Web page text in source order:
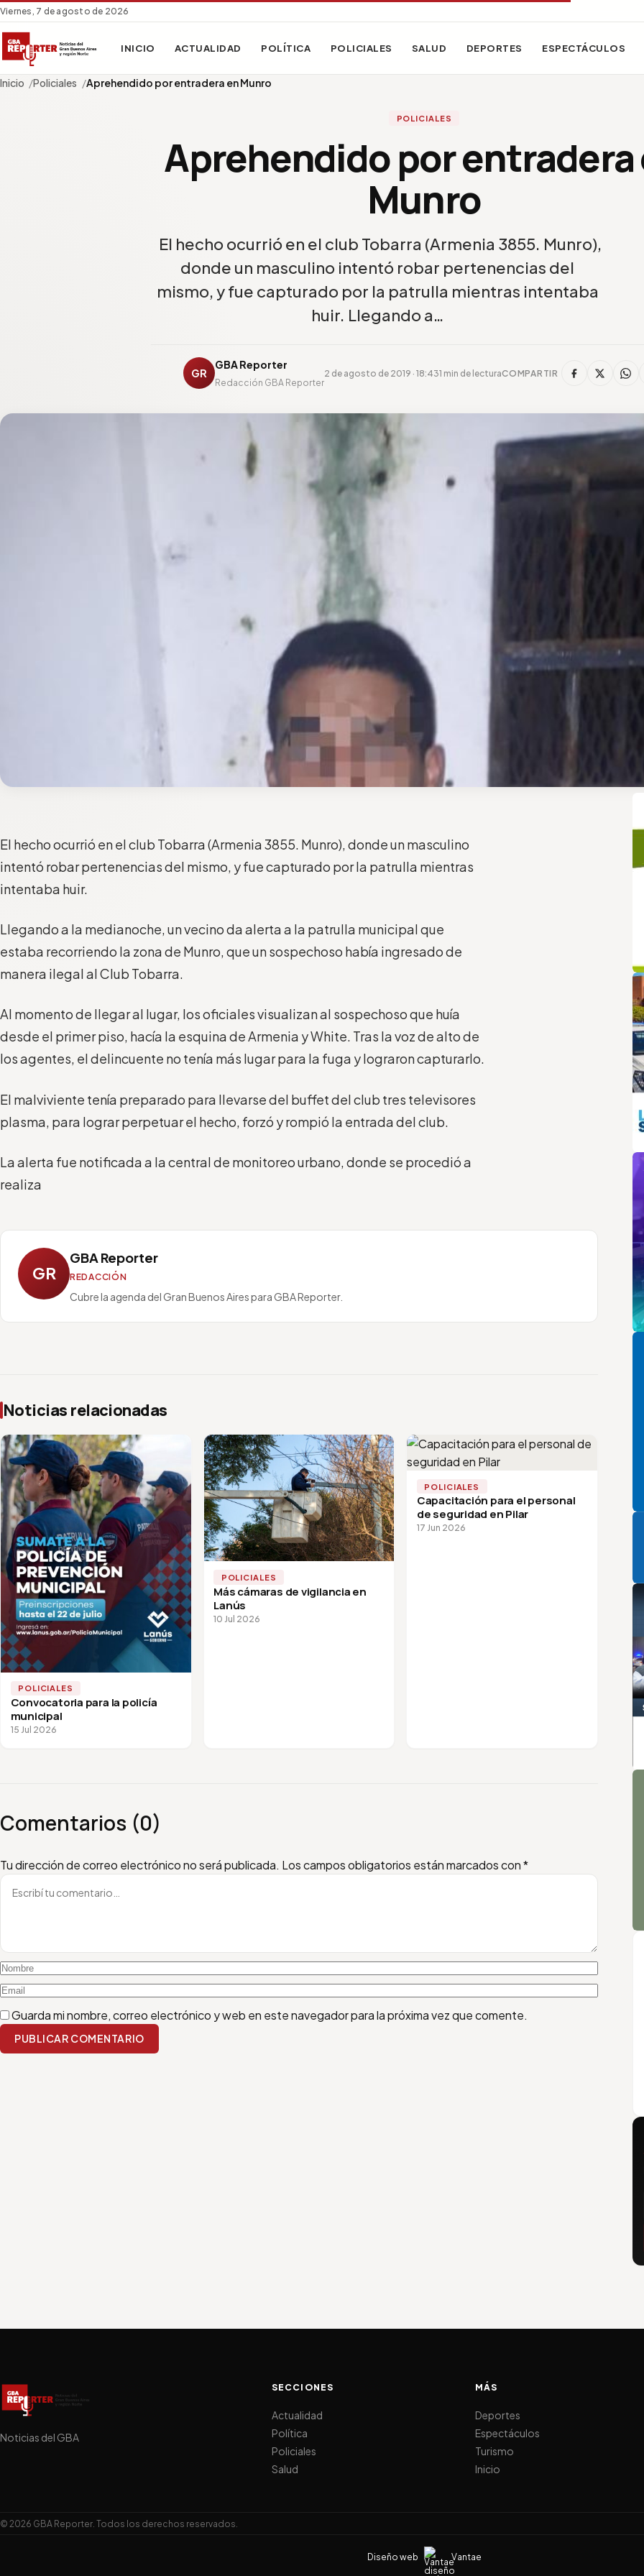
Viernes, 7 de agosto de 2026
INICIO ACTUALIDAD POLÍTICA POLICIALES SALUD DEPORTES ESPECTÁCULOS
Inicio Policiales Aprehendido por entradera en Munro
POLICIALES
Aprehendido por entradera
Munro
El hecho ocurrió en el club Tobarra (Armenia 3855. Munro),
donde un masculino intentó robar pertenencias del
mismo, y fue capturado por la patrulla mientras intentaba
huir. Llegando a…
GR
GBA Reporter
Redacción GBA Reporter
2 de agosto de 2019 · 18:431 min de lecturaCOMPARTIR
El hecho ocurrió en el club Tobarra (Armenia 3855. Munro), donde un masculino
intentó robar pertenencias del mismo, y fue capturado por la patrulla mientras
intentaba huir.
Llegando a la medianoche, un vecino da alerta a la patrulla municipal que
estaba recorriendo la zona de Munro, que un sospechoso había ingresado de
manera ilegal al Club Tobarra.
Al momento de llegar al lugar, los oficiales visualizan al sospechoso que huía
desde el primer piso, hacía la esquina de Armenia y White. Tras la voz de alto de
los agentes, el delincuente no tenía más lugar para la fuga y lograron capturarlo.
El malviviente tenía preparado para llevarse del buffet del club tres televisores
plasma, para lograr perpetuar el hecho, forzó y rompió la entrada del club.
La alerta fue notificada a la central de monitoreo urbano, donde se procedió a
realiza
GR
GBA Reporter
REDACCIÓN
Cubre la agenda del Gran Buenos Aires para GBA Reporter.
Noticias relacionadas
POLICIALES
Convocatoria para la policía
municipal
15 Jul 2026
POLICIALES
Más cámaras de vigilancia en
Lanús
10 Jul 2026
POLICIALES
Capacitación para el personal
de seguridad en Pilar
17 Jun 2026
Comentarios (0)
Tu dirección de correo electrónico no será publicada. Los campos obligatorios están marcados con*
Escribí tu comentario
Nombre
Email
Guarda mi nombre, correo electrónico y web en este navegador para la próxima vez que comente.
PUBLICAR COMENTARIO
Noticias del GBA
SECCIONES
Actualidad
Política
Policiales
Salud
MÁS
Deportes
Espectáculos
Turismo
Inicio
© 2026 GBA Reporter. Todos los derechos reservados.
Diseño web Vantae